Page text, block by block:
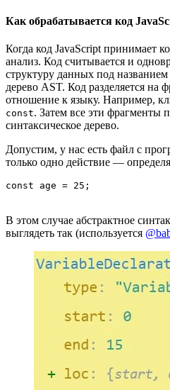
Как обрабатывается код
Когда код JavaScript принимает
анализ. Код считывается и
структуру данных под названием
дерево AST. Код разделяется
отношение к языку. Например,
const. Затем все эти фрагменты
синтаксическое дерево.
Допустим, у нас есть файл с
только одно действие —
const age = 25;
В этом случае абстрактное
выглядеть так (используется